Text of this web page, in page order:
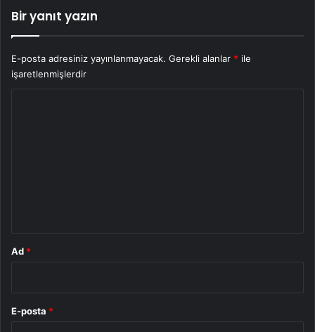
Bir yanıt yazın
E-posta adresiniz yayınlanmayacak. Gerekli alanlar * ile
işaretlenmişlerdir
Ad *
E-posta *